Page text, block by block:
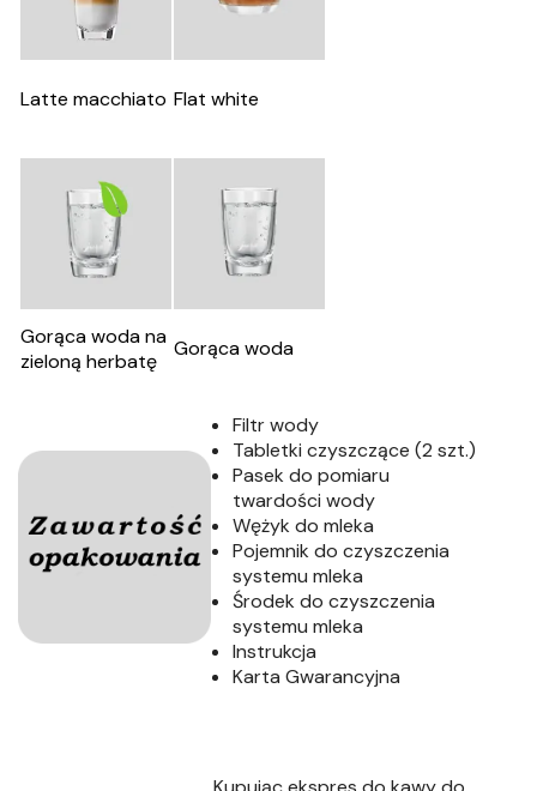
Latte macchiato Flat white
Gorąca woda na
zieloną herbatę
Gorąca woda
Filtr wody
Tabletki czyszczące (2 szt.)
Pasek do pomiaru
twardości wody
Wężyk do mleka
Pojemnik do czyszczenia
systemu mleka
Środek do czyszczenia
systemu mleka
Instrukcja
Karta Gwarancyjna